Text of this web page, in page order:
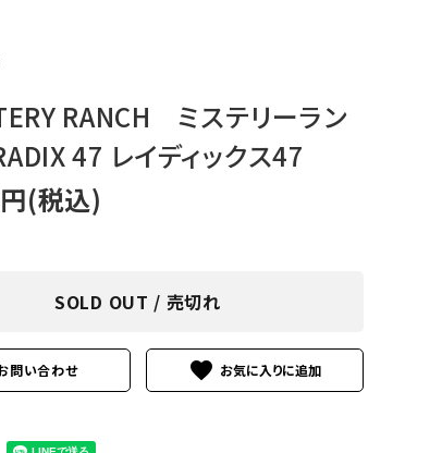
ースポーツ
RANCH ミステリーラン
47 レイディックス47
(税込)
SOLD OUT / 売切れ
問い合わせ favorite